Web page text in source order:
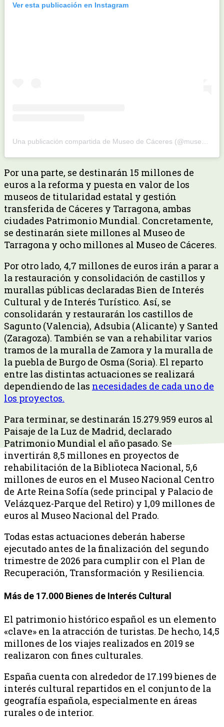
Ver esta publicación en Instagram
Una publicación compartida de Museo de Cáceres (@museo_decaceres)
Por una parte, se destinarán 15 millones de
euros a la reforma y puesta en valor de los
museos de titularidad estatal y gestión
transferida de Cáceres y Tarragona, ambas
ciudades Patrimonio Mundial. Concretamente,
se destinarán siete millones al Museo de
Tarragona y ocho millones al Museo de Cáceres.
Por otro lado, 4,7 millones de euros irán a parar a
la restauración y consolidación de castillos y
murallas públicas declaradas Bien de Interés
Cultural y de Interés Turístico. Así, se
consolidarán y restaurarán los castillos de
Sagunto (Valencia), Adsubia (Alicante) y Santed
(Zaragoza). También se van a rehabilitar varios
tramos de la muralla de Zamora y la muralla de
la puebla de Burgo de Osma (Soria). El reparto
entre las distintas actuaciones se realizará
dependiendo de las necesidades de cada uno de
los proyectos.
Para terminar, se destinarán 15.279.959 euros al
Paisaje de la Luz de Madrid, declarado
Patrimonio Mundial el año pasado. Se
invertirán 8,5 millones en proyectos de
rehabilitación de la Biblioteca Nacional, 5,6
millones de euros en el Museo Nacional Centro
de Arte Reina Sofía (sede principal y Palacio de
Velázquez-Parque del Retiro) y 1,09 millones de
euros al Museo Nacional del Prado.
Todas estas actuaciones deberán haberse
ejecutado antes de la finalización del segundo
trimestre de 2026 para cumplir con el Plan de
Recuperación, Transformación y Resiliencia.
Más de 17.000 Bienes de Interés Cultural
El patrimonio histórico español es un elemento
«clave» en la atracción de turistas. De hecho, 14,5
millones de los viajes realizados en 2019 se
realizaron con fines culturales.
España cuenta con alrededor de 17.199 bienes de
interés cultural repartidos en el conjunto de la
geografía española, especialmente en áreas
rurales o de interior.